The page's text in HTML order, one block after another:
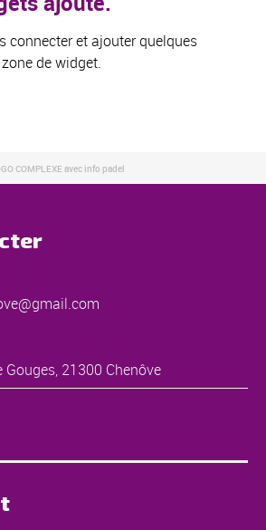
connecter et ajouter quelques
de widget.
COMPLEXE avec info padel
Gouges, 21300 Chenôve